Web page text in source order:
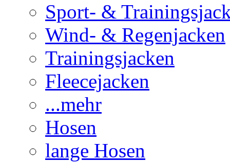
Sport- &
Wind- & Regenjacken
Trainingsjacken
Fleecejacken
...mehr
Hosen
lange Hosen